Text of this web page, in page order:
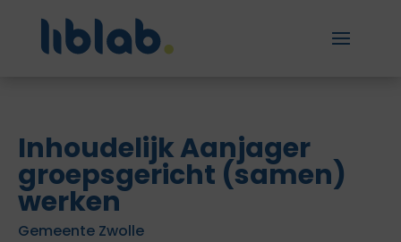
Inhoudelijk Aanjager
groepsgericht (samen)
werken
Gemeente Zwolle